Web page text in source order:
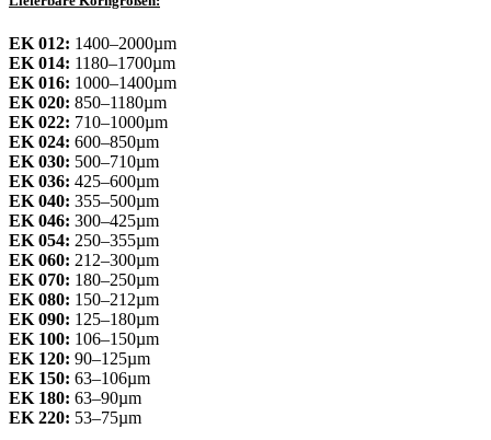
EK 012: 1400–2000µm
EK 014: 1180–1700µm
EK 016: 1000–1400µm
EK 020: 850–1180µm
EK 022: 710–1000µm
EK 024: 600–850µm
EK 030: 500–710µm
EK 036: 425–600µm
EK 040: 355–500µm
EK 046: 300–425µm
EK 054: 250–355µm
EK 060: 212–300µm
EK 070: 180–250µm
EK 080: 150–212µm
EK 090: 125–180µm
EK 100: 106–150µm
EK 120: 90–125µm
EK 150: 63–106µm
EK 180: 63–90µm
EK 220: 53–75µm